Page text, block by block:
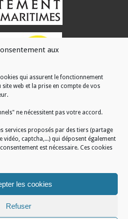
aux
qui assurent le fonctionnement
web et la prise en compte de vos
ne nécessitent pas votre accord.
services proposés par des tiers (partage
vidéo, captcha,...) qui déposent également
est nécessaire. Ces cookies
les cookies
Refuser